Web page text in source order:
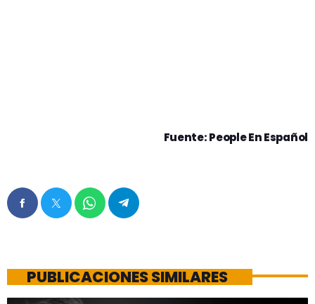
Fuente: People En Español
PUBLICACIONES SIMILARES